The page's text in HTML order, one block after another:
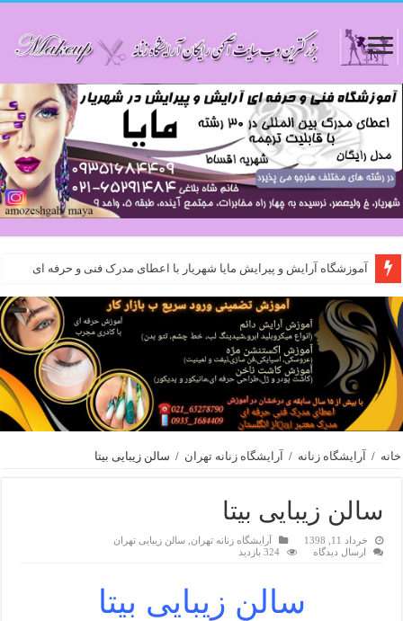
آموزشگاه آرایش و پیرایش مایا شهریار با اعطای مدرک فنی و حرفه ای
خانه / آرایشگاه زنانه / آرایشگاه زنانه تهران / سالن زیبایی بیتا
سالن زیبایی بیتا
خرداد 11, 1398 آرایشگاه زنانه تهران ,سالن زیبایی تهران
ارسال دیدگاه
324 بازدید
سالن زیبایی بیتا